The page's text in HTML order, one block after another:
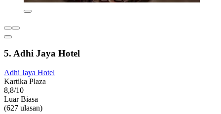
5. Adhi Jaya Hotel
Adhi Jaya Hotel
Kartika Plaza
8,8/10
Luar Biasa
(627 ulasan)